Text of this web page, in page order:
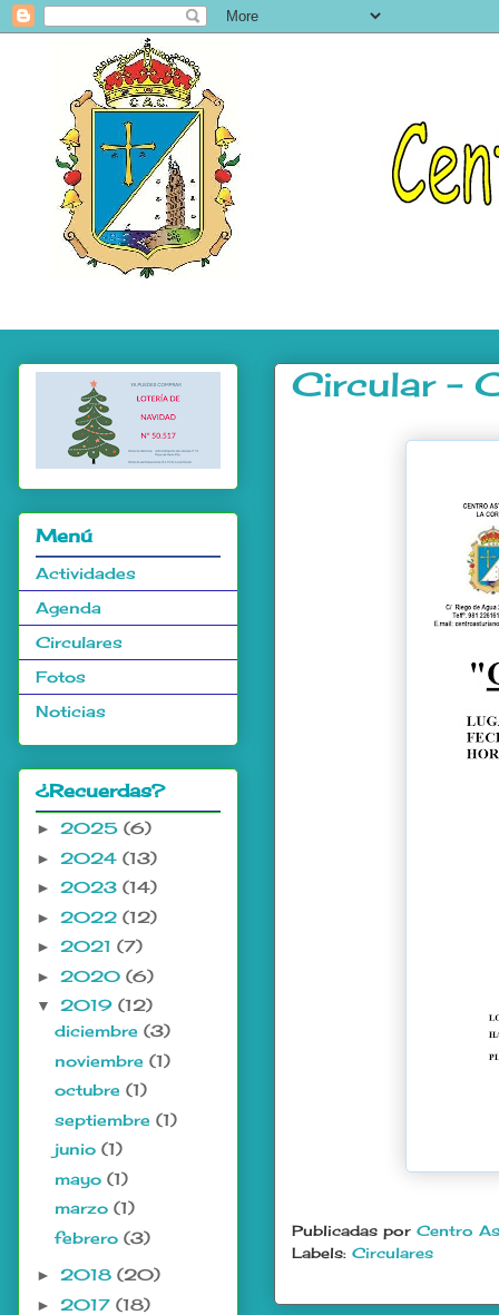
Circular -
Publicadas por Centro
Labels: Circulares
Menú
Actividades
Agenda
Circulares
Fotos
Noticias
¿Recuerdas?
► 2025 (6)
► 2024 (13)
► 2023 (14)
► 2022 (12)
► 2021 (7)
► 2020 (6)
▼ 2019 (12)
diciembre (3)
noviembre (1)
octubre (1)
septiembre (1)
junio (1)
mayo (1)
marzo (1)
febrero (3)
► 2018 (20)
► 2017 (18)